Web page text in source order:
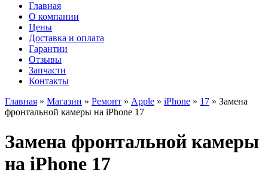
Главная
О компании
Цены
Доставка и оплата
Гарантии
Отзывы
Запчасти
Контакты
Главная » Магазин » Ремонт » Apple » iPhone » 17 » Замена
фронтальной камеры на iPhone 17
Замена фронтальной камеры
на iPhone 17